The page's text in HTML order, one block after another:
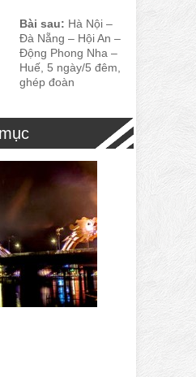
Bài sau: Hà Nội –
Đà Nẵng – Hội An –
Động Phong Nha –
Huế, 5 ngày/5 đêm,
ghép đoàn